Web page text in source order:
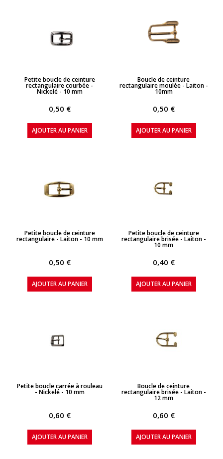
APERÇU RAPIDE
Petite boucle de ceinture
rectangulaire courbée -
Nickelé - 10 mm
0,50 €
AJOUTER AU PANIER
APERÇU RAPIDE
Boucle de ceinture
rectangulaire moulée - Laiton -
10mm
0,50 €
AJOUTER AU PANIER
APERÇU RAPIDE
Petite boucle de ceinture
rectangulaire - Laiton - 10 mm
0,50 €
AJOUTER AU PANIER
APERÇU RAPIDE
Petite boucle de ceinture
rectangulaire brisée - Laiton -
10 mm
0,40 €
AJOUTER AU PANIER
APERÇU RAPIDE
Petite boucle carrée à rouleau
- Nickelé - 10 mm
0,60 €
AJOUTER AU PANIER
APERÇU RAPIDE
Boucle de ceinture
rectangulaire brisée - Laiton -
12 mm
0,60 €
AJOUTER AU PANIER